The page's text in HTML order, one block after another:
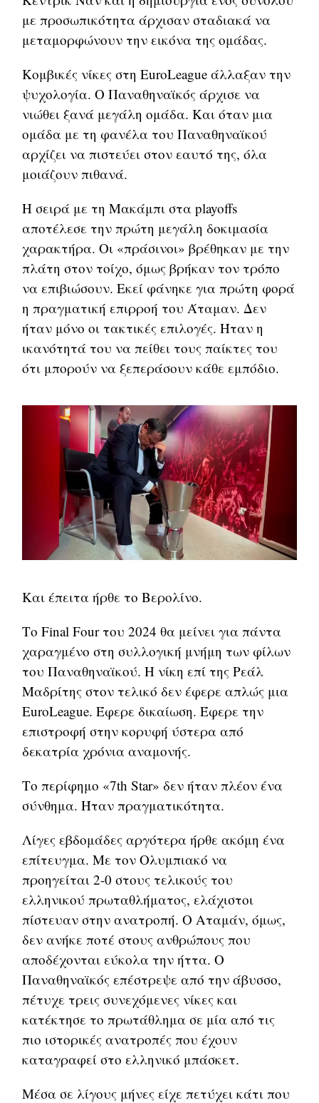
με προσωπικότητα άρχισαν σταδιακά να
μεταμορφώνουν την εικόνα της ομάδας.
Κομβικές νίκες στη EuroLeague άλλαξαν την
ψυχολογία. Ο Παναθηναϊκός άρχισε να
νιώθει ξανά μεγάλη ομάδα. Και όταν μια
ομάδα με τη φανέλα του Παναθηναϊκού
αρχίζει να πιστεύει στον εαυτό της, όλα
μοιάζουν πιθανά.
Η σειρά με τη Μακάμπι στα playoffs
αποτέλεσε την πρώτη μεγάλη δοκιμασία
χαρακτήρα. Οι «πράσινοι» βρέθηκαν με την
πλάτη στον τοίχο, όμως βρήκαν τον τρόπο
να επιβιώσουν. Εκεί φάνηκε για πρώτη φορά
η πραγματική επιρροή του Άταμαν. Δεν
ήταν μόνο οι τακτικές επιλογές. Ήταν η
ικανότητά του να πείθει τους παίκτες του
ότι μπορούν να ξεπεράσουν κάθε εμπόδιο.
Και έπειτα ήρθε το Βερολίνο.
Το Final Four του 2024 θα μείνει για πάντα
χαραγμένο στη συλλογική μνήμη των φίλων
του Παναθηναϊκού. Η νίκη επί της Ρεάλ
Μαδρίτης στον τελικό δεν έφερε απλώς μια
EuroLeague. Έφερε δικαίωση. Έφερε την
επιστροφή στην κορυφή ύστερα από
δεκατρία χρόνια αναμονής.
Το περίφημο «7th Star» δεν ήταν πλέον ένα
σύνθημα. Ήταν πραγματικότητα.
Λίγες εβδομάδες αργότερα ήρθε ακόμη ένα
επίτευγμα. Με τον Ολυμπιακό να
προηγείται 2-0 στους τελικούς του
ελληνικού πρωταθλήματος, ελάχιστοι
πίστευαν στην ανατροπή. Ο Αταμάν, όμως,
δεν ανήκε ποτέ στους ανθρώπους που
αποδέχονται εύκολα την ήττα. Ο
Παναθηναϊκός επέστρεψε από την άβυσσο,
πέτυχε τρεις συνεχόμενες νίκες και
κατέκτησε το πρωτάθλημα σε μία από τις
πιο ιστορικές ανατροπές που έχουν
καταγραφεί στο ελληνικό μπάσκετ.
Μέσα σε λίγους μήνες είχε πετύχει κάτι που